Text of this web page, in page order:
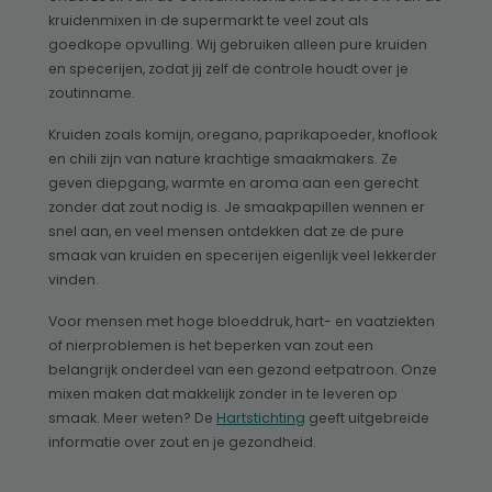
kruidenmixen in de supermarkt te veel zout als
goedkope opvulling. Wij gebruiken alleen pure kruiden
en specerijen, zodat jij zelf de controle houdt over je
zoutinname.
Kruiden zoals komijn, oregano, paprikapoeder, knoflook
en chili zijn van nature krachtige smaakmakers. Ze
geven diepgang, warmte en aroma aan een gerecht
zonder dat zout nodig is. Je smaakpapillen wennen er
snel aan, en veel mensen ontdekken dat ze de pure
smaak van kruiden en specerijen eigenlijk veel lekkerder
vinden.
Voor mensen met hoge bloeddruk, hart- en vaatziekten
of nierproblemen is het beperken van zout een
belangrijk onderdeel van een gezond eetpatroon. Onze
mixen maken dat makkelijk zonder in te leveren op
smaak. Meer weten? De Hartstichting geeft uitgebreide
informatie over zout en je gezondheid.